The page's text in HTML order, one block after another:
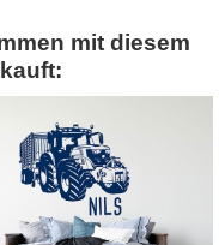
mit diesem